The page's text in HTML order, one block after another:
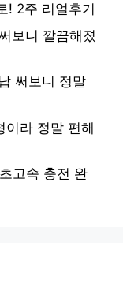
! 2주 리얼후기
보니 깔끔해졌
써보니 정말
이라 정말 편해
고속 충전 완